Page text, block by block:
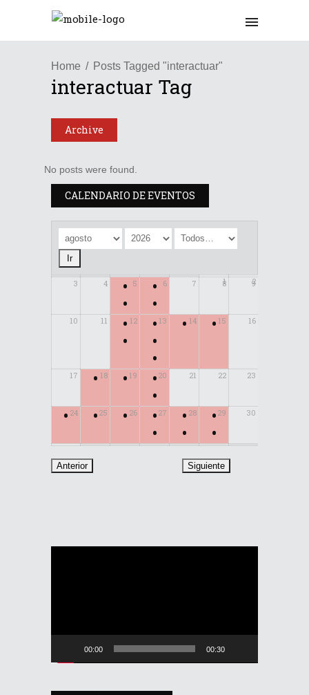
Home Posts Tagged "interactuar"
interactuar Tag
Archive
No posts were found.
CALENDARIO DE EVENTOS
1 2
3 4 5
•
•
6
•
•
7 8 9
10 11 12
•
•
13
•
•
•
14
• 15
• 16
17 18
• 19
• 20
•
•
21 22 23
24
• 25
• 26
• 27
•
•
28
•
•
29
•
•
30
00:00 00:30